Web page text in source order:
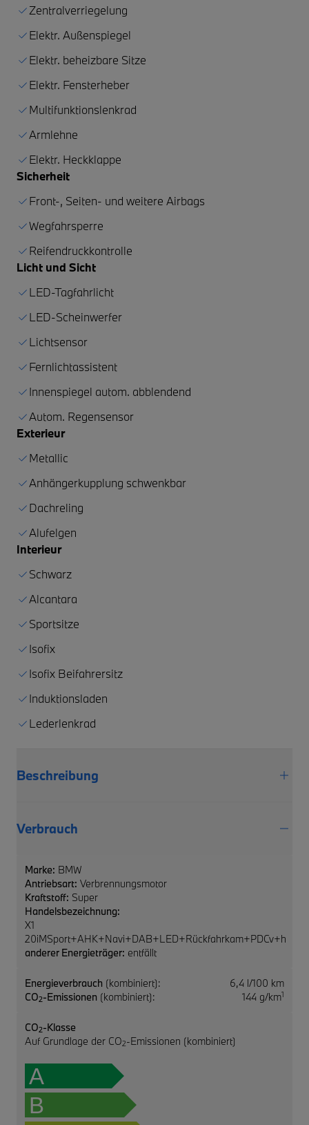
Zentralverriegelung
Elektr. Außenspiegel
Elektr. beheizbare Sitze
Elektr. Fensterheber
Multifunktionslenkrad
Armlehne
Elektr. Heckklappe
Sicherheit
Front-, Seiten- und weitere Airbags
Wegfahrsperre
Reifendruckkontrolle
Licht und Sicht
LED-Tagfahrlicht
LED-Scheinwerfer
Lichtsensor
Fernlichtassistent
Innenspiegel autom. abblendend
Autom. Regensensor
Exterieur
Metallic
Anhängerkupplung schwenkbar
Dachreling
Alufelgen
Interieur
Schwarz
Alcantara
Sportsitze
Isofix
Isofix Beifahrersitz
Induktionsladen
Lederlenkrad
Beschreibung
Verbrauch
Marke: BMW
Antriebsart: Verbrennungsmotor
Kraftstoff: Super
Handelsbezeichnung:
X1
20iMSport+AHK+Navi+DAB+LED+Rückfahrkam+PDCv+h
anderer Energieträger: entfällt
Energieverbrauch (kombiniert):
6,4 l/100 km
CO2-Emissionen (kombiniert): 144 g/km1
CO2-Klasse
Auf Grundlage der CO2-Emissionen (kombiniert)
A
B